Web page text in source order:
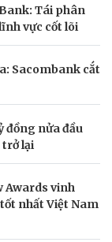
Tái phân
vực cốt lõi
Sacombank cắt
đồng nửa đầu
lại
Awards vinh
nhất Việt Nam